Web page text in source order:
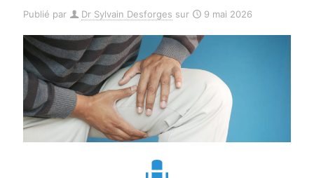
Publié par Dr Sylvain Desforges sur 9 mai 2026